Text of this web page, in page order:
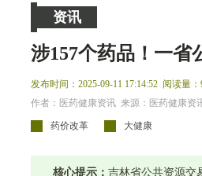
资讯
涉157个药品！一省
发布时间：2025-09-11 17:14:52 阅读量：
作者：医药健康资讯 来源：医药健康资
药价改革 大健康
核心提示： 吉林省公共资源交